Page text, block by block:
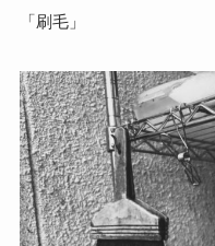
「刷毛」